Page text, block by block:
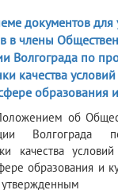
документов для
в члены
Волгограда по
качества условий
образования
об
Волгограда
качества
образования и